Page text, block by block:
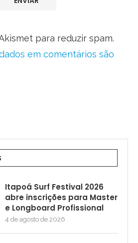
para reduzir spam.
em comentários são
Itapoá Surf Festival 2026
abre inscrições para Master
e Longboard Profissional
4 de agosto de 2026